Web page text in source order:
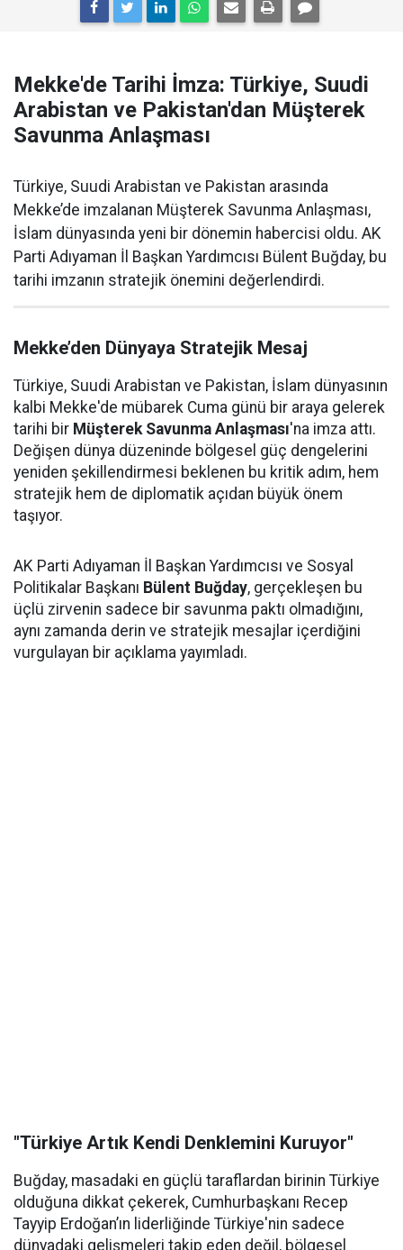
Mekke'de Tarihi İmza: Türkiye, Suudi
Arabistan ve Pakistan'dan Müşterek
Savunma Anlaşması
Türkiye, Suudi Arabistan ve Pakistan arasında
Mekke’de imzalanan Müşterek Savunma Anlaşması,
İslam dünyasında yeni bir dönemin habercisi oldu. AK
Parti Adıyaman İl Başkan Yardımcısı Bülent Buğday, bu
tarihi imzanın stratejik önemini değerlendirdi.
Mekke’den Dünyaya Stratejik Mesaj
Türkiye, Suudi Arabistan ve Pakistan, İslam dünyasının
kalbi Mekke'de mübarek Cuma günü bir araya gelerek
tarihi bir Müşterek Savunma Anlaşması'na imza attı.
Değişen dünya düzeninde bölgesel güç dengelerini
yeniden şekillendirmesi beklenen bu kritik adım, hem
stratejik hem de diplomatik açıdan büyük önem
taşıyor.
AK Parti Adıyaman İl Başkan Yardımcısı ve Sosyal
Politikalar Başkanı Bülent Buğday, gerçekleşen bu
üçlü zirvenin sadece bir savunma paktı olmadığını,
aynı zamanda derin ve stratejik mesajlar içerdiğini
vurgulayan bir açıklama yayımladı.
"Türkiye Artık Kendi Denklemini Kuruyor"
Buğday, masadaki en güçlü taraflardan birinin Türkiye
olduğuna dikkat çekerek, Cumhurbaşkanı Recep
Tayyip Erdoğan’ın liderliğinde Türkiye'nin sadece
dünyadaki gelişmeleri takip eden değil, bölgesel